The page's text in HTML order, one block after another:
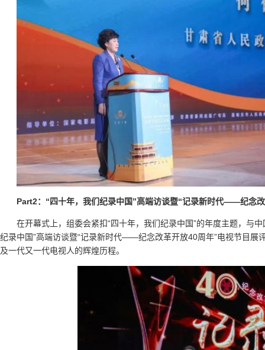
Part2：“四十年，我们纪录中国”高端访谈暨“记录新时代——纪念
在开幕式上，组委会紧扣“四十年，我们纪录中国”的年度主题，与
纪录中国”高端访谈暨“记录新时代——纪念改革开放40周年”电视节目展
及一代又一代电视人的辉煌历程。